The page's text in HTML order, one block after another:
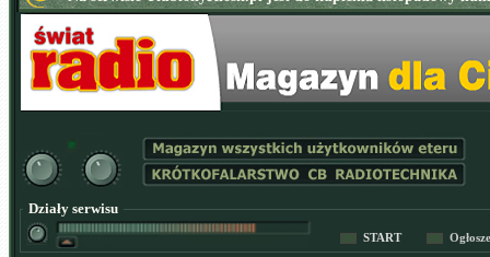
Działy serwisu
START